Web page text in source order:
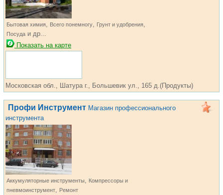
Бытовая химия, Всего понемногу, Грунт и удобрения,
Посуда и др...
Показать на карте
Московская обл., Шатура г., Большевик ул., 165 д.(Продукты)
Профи Инструмент Магазин профессионального
инструмента
Аккумуляторные инструменты, Компрессоры и
пневмоинструмент, Ремонт